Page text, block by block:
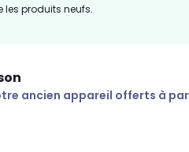
les produits neufs.
ancien appareil offerts à